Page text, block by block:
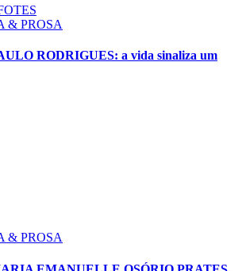
& PROSA
RODRIGUES: a vida sinaliza um
& PROSA